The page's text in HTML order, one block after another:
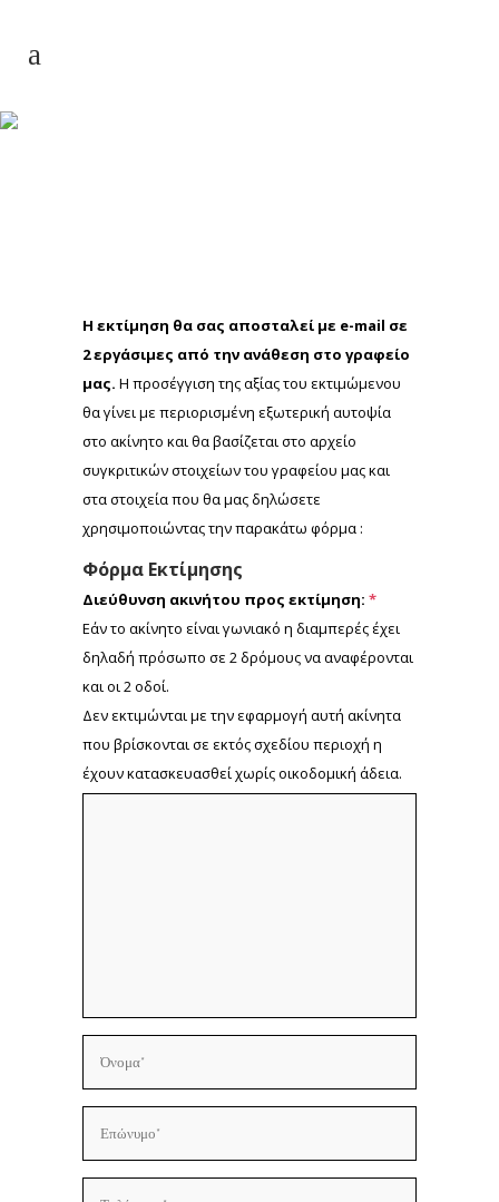
Η εκτίμηση θα σας αποσταλεί με e-mail σε
2 εργάσιμες από την ανάθεση στο γραφείο
μας. Η προσέγγιση της αξίας του εκτιμώμενου
θα γίνει με περιορισμένη εξωτερική αυτοψία
στο ακίνητο και θα βασίζεται στο αρχείο
συγκριτικών στοιχείων του γραφείου μας και
στα στοιχεία που θα μας δηλώσετε
χρησιμοποιώντας την παρακάτω φόρμα :
Φόρμα Εκτίμησης
Διεύθυνση ακινήτου προς εκτίμηση: *
Εάν το ακίνητο είναι γωνιακό η διαμπερές έχει
δηλαδή πρόσωπο σε 2 δρόμους να αναφέρονται
και οι 2 οδοί.
Δεν εκτιμώνται με την εφαρμογή αυτή ακίνητα
που βρίσκονται σε εκτός σχεδίου περιοχή η
έχουν κατασκευασθεί χωρίς οικοδομική άδεια.